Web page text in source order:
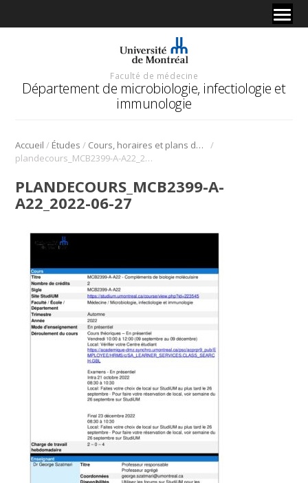
Faculté de médecine
Département de microbiologie, infectiologie et
immunologie
Accueil / Études / Cours, horaires et plans de cours
/
plandecours_MCB2399-A-A22_2022-06-27
PLANDECOURS_MCB2399-A-
A22_2022-06-27